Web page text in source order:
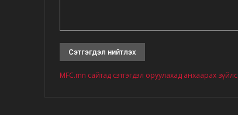
MFC.mn сайтад сэтгэгдэл оруулахад анхаарах зүйлс